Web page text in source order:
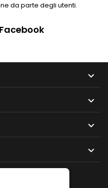
da parte degli utenti.



